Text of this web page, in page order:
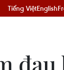
Tiếng ViệtEnglish